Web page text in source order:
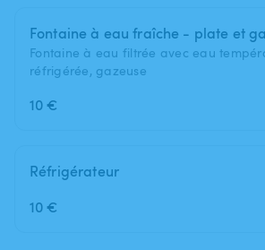
Fontaine à eau fraîche - plate et
Fontaine à eau filtrée avec eau
réfrigérée, gazeuse
10 €
Réfrigérateur
10 €